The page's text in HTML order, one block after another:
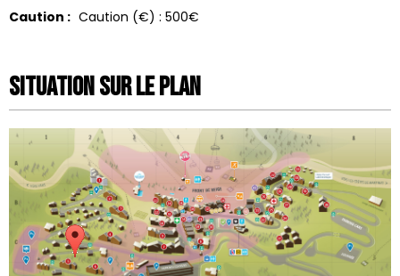
Caution : Caution (€) : 500€
Situation sur le Plan